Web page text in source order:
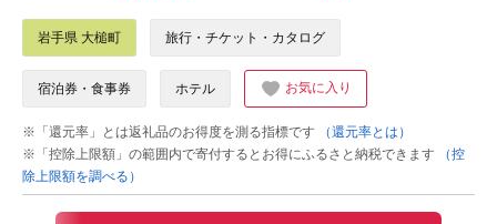
岩手県 大槌町 旅行・チケット・カタログ
宿泊券・食事券 ホテル お気に入り
※「還元率」とは返礼品のお得度を測る指標です
（還元率とは）
※「控除上限額」の範囲内で寄付するとお得にふるさと納税できます
（控
除上限額を調べる）